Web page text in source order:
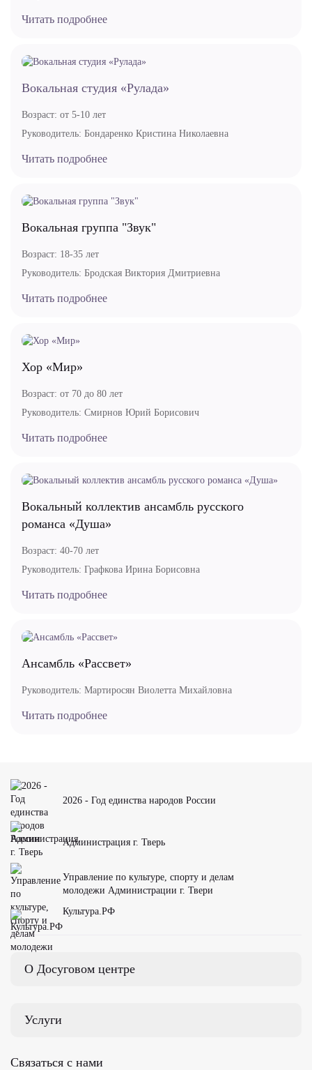
Читать подробнее
Вокальная студия «Рулада»
Возраст: от 5-10 лет
Руководитель: Бондаренко Кристина Николаевна
Читать подробнее
Вокальная группа "Звук"
Возраст: 18-35 лет
Руководитель: Бродская Виктория Дмитриевна
Читать подробнее
Хор «Мир»
Возраст: от 70 до 80 лет
Руководитель: Смирнов Юрий Борисович
Читать подробнее
Вокальный коллектив ансамбль русского
романса «Душа»
Возраст: 40-70 лет
Руководитель: Графкова Ирина Борисовна
Читать подробнее
Ансамбль «Рассвет»
Руководитель: Мартиросян Виолетта Михайловна
Читать подробнее
2026 - Год единства народов России
Администрация г. Тверь
Управление по культуре, спорту и делам
молодежи Администрации г. Твери
Культура.РФ
О Досуговом центре
Услуги
Связаться с нами